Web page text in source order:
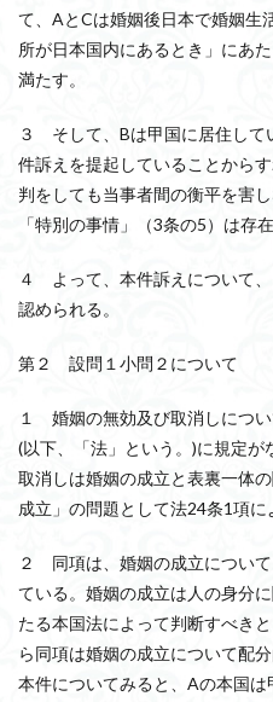
て、AとCは婚姻後日本で婚姻生
所が日本国内にあるとき」にあ
満たす。
３ そして、Bは甲国に居住して
件訴えを提起していることから
判をしても当事者間の衡平を害
「特別の事情」（3条の5）は存在
４ よって、本件訴えについて
認められる。
第２ 設問１小問２について
１ 婚姻の無効及び取消しにつ
(以下、「法」という。)に規定
取消しは婚姻の成立と表裏一体
成立」の問題として法24条1項に
２ 同項は、婚姻の成立につい
ている。婚姻の成立は人の身分
たる本国法によって判断すべき
ら同項は婚姻の成立について配
本件についてみると、Aの本国